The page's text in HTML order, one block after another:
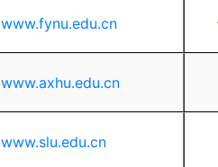
www.fynu.edu.cn
www.axhu.edu.cn
www.slu.edu.cn